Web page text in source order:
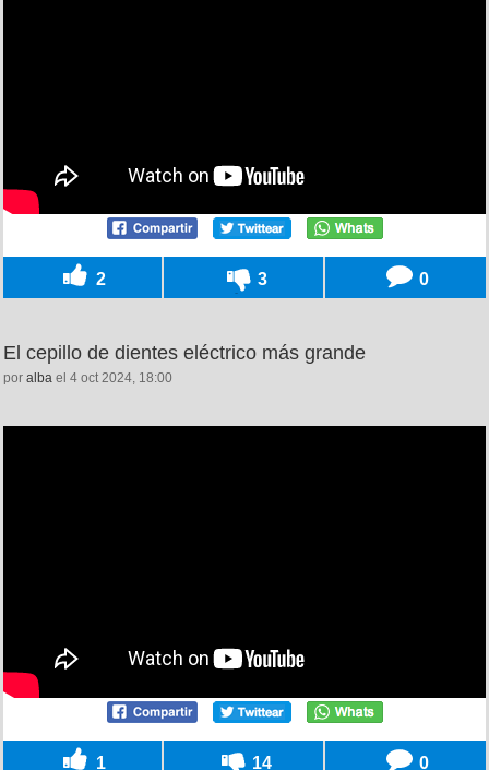
2 3 0
El cepillo de dientes eléctrico más grande
por alba el 4 oct 2024, 18:00
1 14 0